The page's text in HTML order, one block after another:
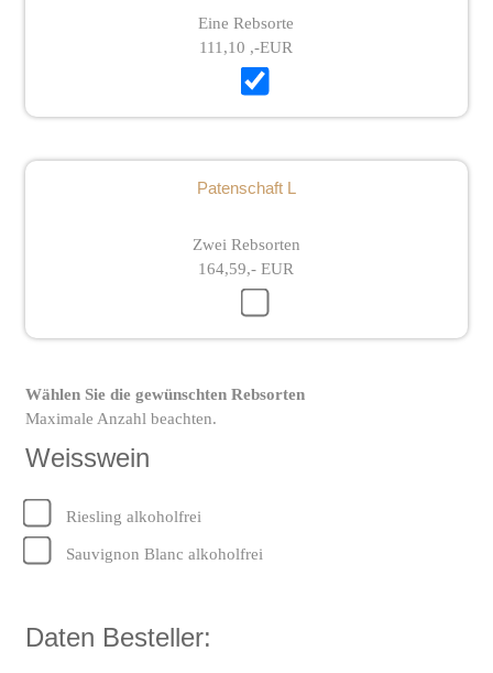
Eine Rebsorte
111,10 ,-EUR
Patenschaft L
Zwei Rebsorten
164,59,- EUR
Wählen Sie die gewünschten Rebsorten
Maximale Anzahl beachten.
Weisswein
Riesling alkoholfrei
Sauvignon Blanc alkoholfrei
Daten Besteller: